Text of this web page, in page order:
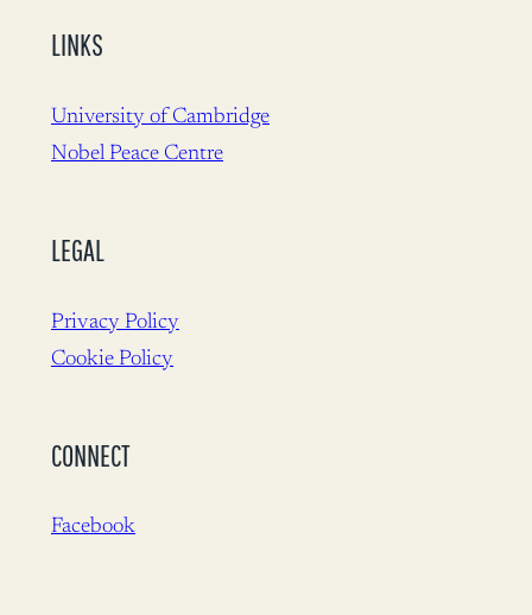
LINKS
University of Cambridge
Nobel Peace Centre
LEGAL
Privacy Policy
Cookie Policy
CONNECT
Facebook